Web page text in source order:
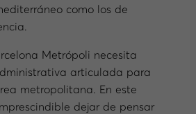
como los de
Metrópoli necesita
articulada para
metropolitana. En este
dejar de pensar